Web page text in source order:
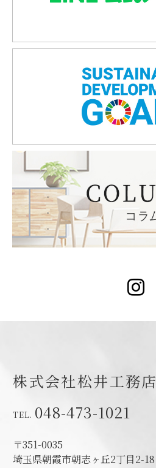
株式会社松井工務店
048-473-1021
〒351-0035
埼玉県朝霞市朝志ヶ丘2丁目2-18